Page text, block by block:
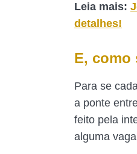
Leia mais:
detalhes!
E, como
Para se
a ponte
feito pela
alguma